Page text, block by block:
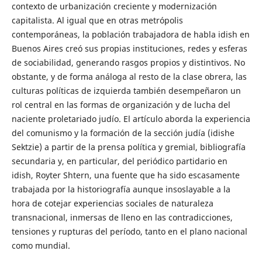
contexto de urbanización creciente y modernización
capitalista. Al igual que en otras metrópolis
contemporáneas, la población trabajadora de habla idish en
Buenos Aires creó sus propias instituciones, redes y esferas
de sociabilidad, generando rasgos propios y distintivos. No
obstante, y de forma análoga al resto de la clase obrera, las
culturas políticas de izquierda también desempeñaron un
rol central en las formas de organización y de lucha del
naciente proletariado judío. El artículo aborda la experiencia
del comunismo y la formación de la sección judía (idishe
Sektzie) a partir de la prensa política y gremial, bibliografía
secundaria y, en particular, del periódico partidario en
idish, Royter Shtern, una fuente que ha sido escasamente
trabajada por la historiografía aunque insoslayable a la
hora de cotejar experiencias sociales de naturaleza
transnacional, inmersas de lleno en las contradicciones,
tensiones y rupturas del período, tanto en el plano nacional
como mundial.